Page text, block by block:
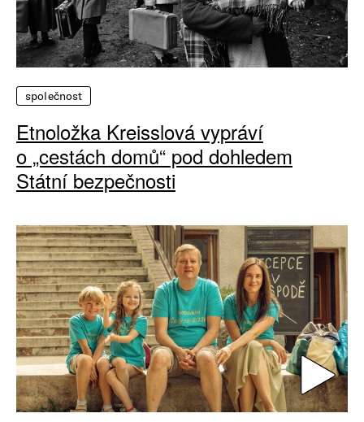
společnost
Etnoložka Kreisslová vypráví
o „cestách domů“ pod dohledem
Státní bezpečnosti